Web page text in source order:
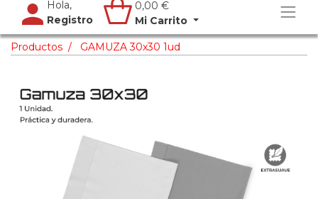
Hola,
Registro
0,00 €
Mi Carrito
Productos GAMUZA 30x30 1ud